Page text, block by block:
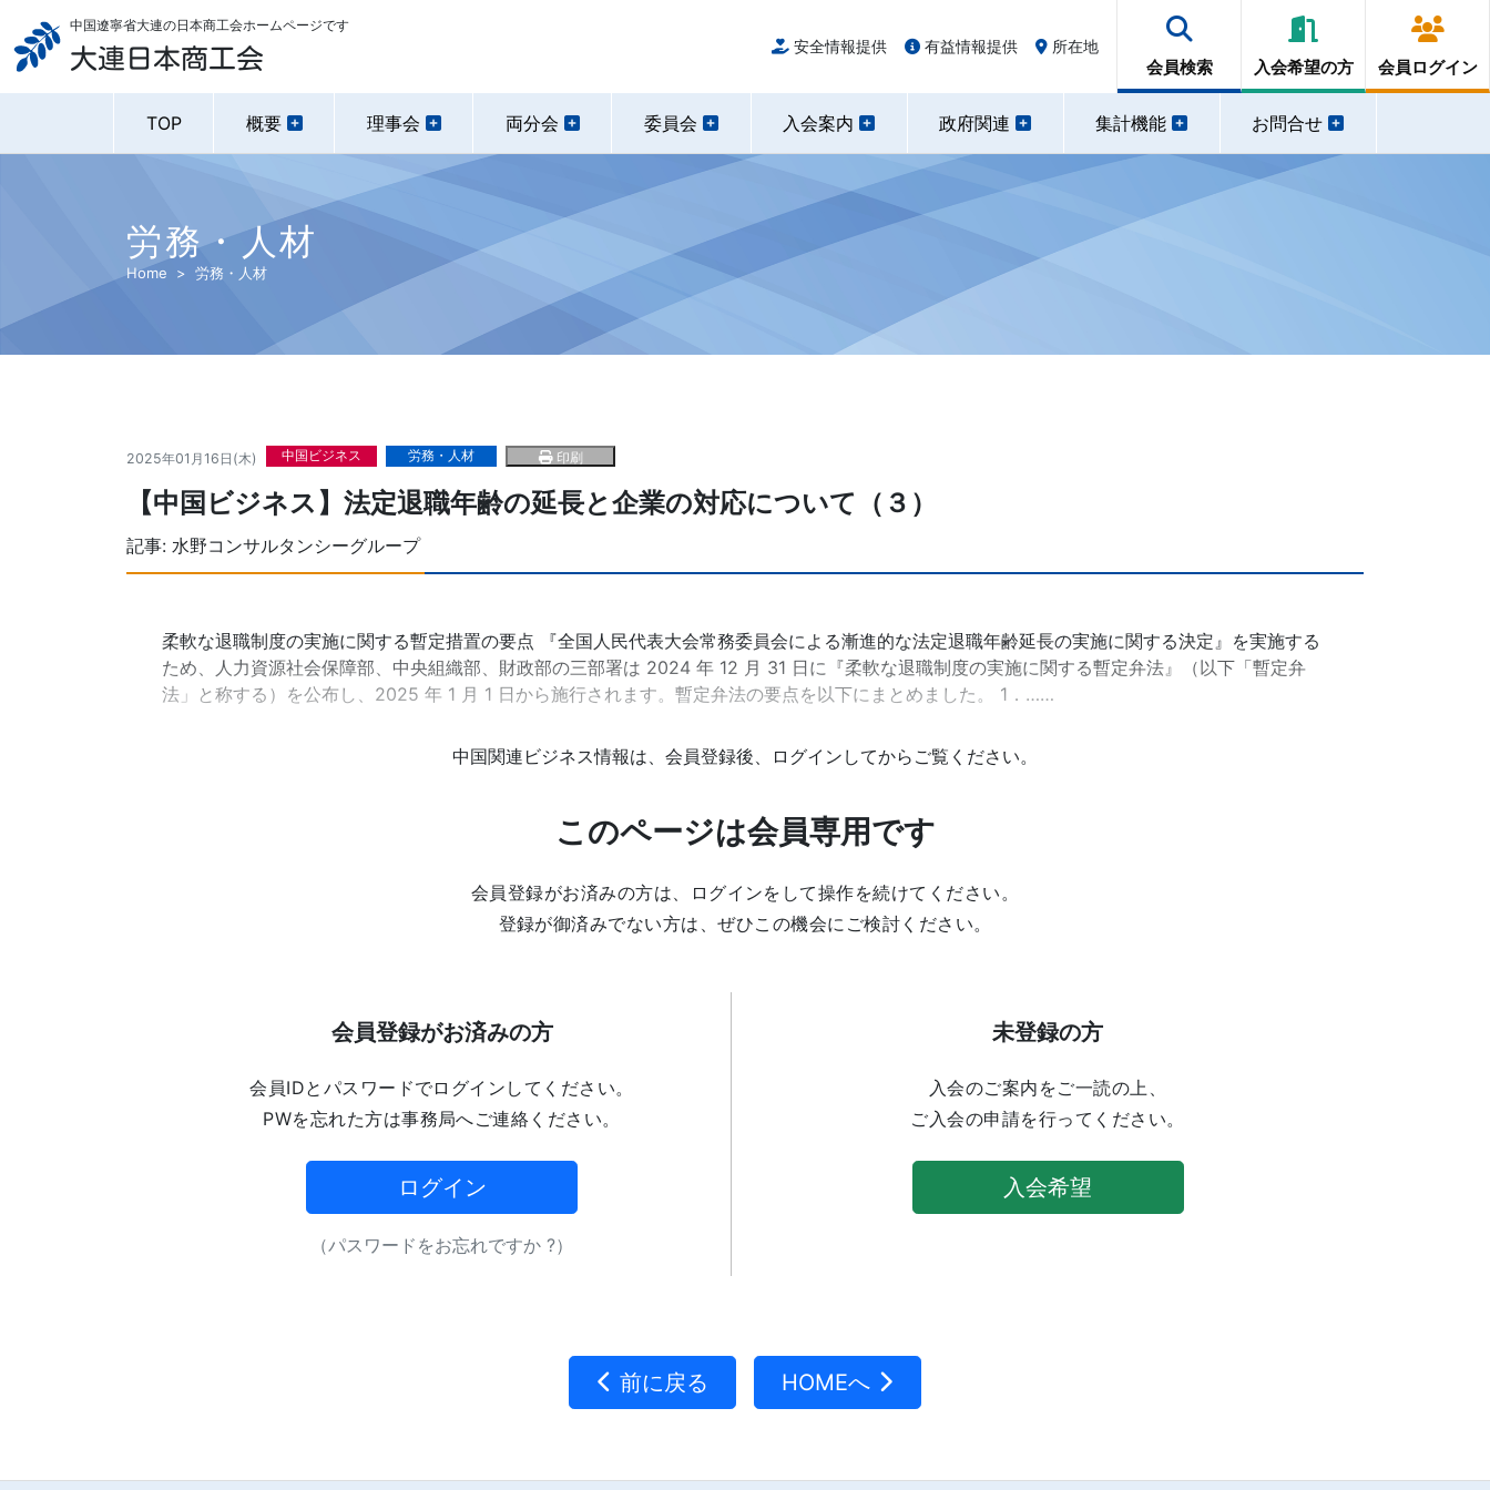
大連日本商工会
中国遼寧省大連の日本商工会ホームページです
安全情報提供 有益情報提供 所在地
会員検索 入会希望の方 会員ログイン
TOP 概要 理事会 両分会 委員会 入会案内 政府関連 集計機能 お問合せ
労務・人材
Home 労務・人材
2025年01月16日(木) 中国ビジネス 労務・人材 印刷
【中国ビジネス】法定退職年齢の延長と企業の対応について（３）
記事: 水野コンサルタンシーグループ
柔軟な退職制度の実施に関する暫定措置の要点 『全国人民代表大会常務委員会による漸進的な法定退職年齢延長の実施に関する決定』を実施する
ため、人力資源社会保障部、中央組織部、財政部の三部署は 2024 年 12 月 31 日に『柔軟な退職制度の実施に関する暫定弁法』（以下「暫定弁
法」と称する）を公布し、2025 年 1 月 1 日から施行されます。暫定弁法の要点を以下にまとめました。 1．……
中国関連ビジネス情報は、会員登録後、ログインしてからご覧ください。
このページは会員専用です
会員登録がお済みの方は、ログインをして操作を続けてください。
登録が御済みでない方は、ぜひこの機会にご検討ください。
会員登録がお済みの方
会員IDとパスワードでログインしてください。
PWを忘れた方は事務局へご連絡ください。
ログイン
（パスワードをお忘れですか ?）
未登録の方
入会のご案内をご一読の上、
ご入会の申請を行ってください。
入会希望
前に戻る HOMEへ